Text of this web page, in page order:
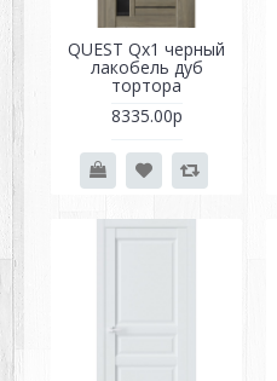
QUEST Qx1 черный
лакобель дуб
тортора
8335.00р